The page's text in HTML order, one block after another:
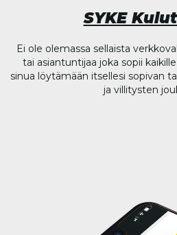
SYKE
Ei ole olemassa sellaista
tai asiantuntijaa joka sopii
sinua löytämään itsellesi sopivan
ja villitysten